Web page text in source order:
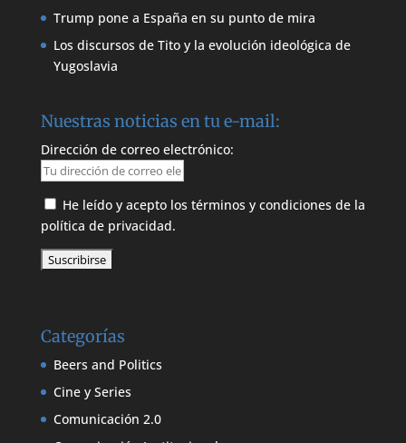
Trump pone a España en su punto de mira
Los discursos de Tito y la evolución ideológica de
Yugoslavia
Nuestras noticias en tu e-mail:
Dirección de correo electrónico:
He leído y acepto los términos y condiciones de la
política de privacidad.
Categorías
Beers and Politics
Cine y Series
Comunicación 2.0